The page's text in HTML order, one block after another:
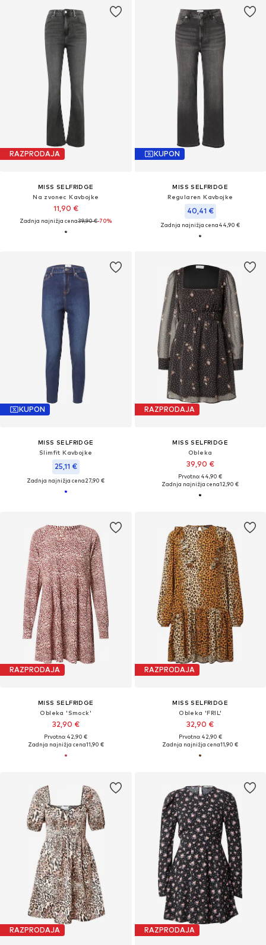
RAZPRODAJA
MISS SELFRIDGE
Na zvonec Kavbojke
11,90 €
Zadnja najnižja cena39,90 €-70%
KUPON
MISS SELFRIDGE
Regularen Kavbojke
40,41 €
Zadnja najnižja cena44,90 €
KUPON
MISS SELFRIDGE
Slimfit Kavbojke
25,11 €
Zadnja najnižja cena27,90 €
RAZPRODAJA
MISS SELFRIDGE
Obleka
39,90 €
Prvotno: 44,90 €
Zadnja najnižja cena12,90 €
RAZPRODAJA
MISS SELFRIDGE
Obleka 'Smock'
32,90 €
Prvotno: 42,90 €
Zadnja najnižja cena11,90 €
RAZPRODAJA
MISS SELFRIDGE
Obleka 'FRIL'
32,90 €
Prvotno: 42,90 €
Zadnja najnižja cena11,90 €
RAZPRODAJA RAZPRODAJA